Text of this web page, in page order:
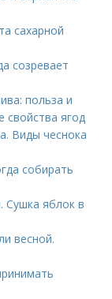
сахарной
созревает
польза и
свойства ягод
Виды чеснока
собирать
Сушка яблок в
весной.